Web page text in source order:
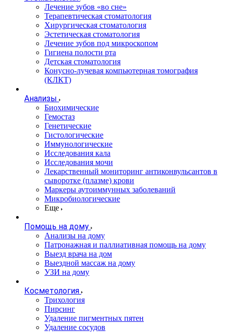
Лечение зубов «во сне»
Терапевтическая стоматология
Хирургическая стоматология
Эстетическая стоматология
Лечение зубов под микроскопом
Гигиена полости рта
Детская стоматология
Конусно-лучевая компьютерная томография
(КЛКТ)
Анализы
Биохимические
Гемостаз
Генетические
Гистологические
Иммунологические
Исследования кала
Исследования мочи
Лекарственный мониторинг антиконвульсантов в
сыворотке (плазме) крови
Маркеры аутоиммунных заболеваний
Микробиологические
Еще
Помощь на дому
Анализы на дому
Патронажная и паллиативная помощь на дому
Выезд врача на дом
Выездной массаж на дому
УЗИ на дому
Косметология
Трихология
Пирсинг
Удаление пигментных пятен
Удаление сосудов